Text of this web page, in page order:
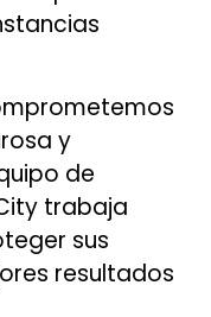
y
de
trabaja
sus
resultados